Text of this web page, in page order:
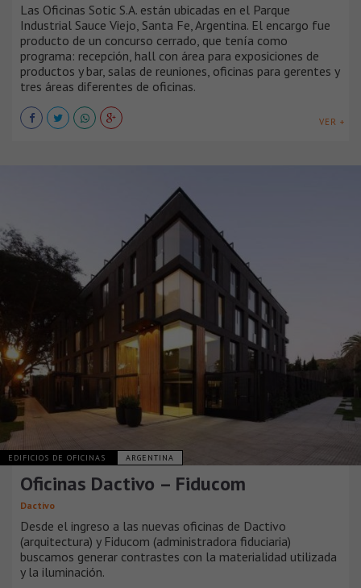
Las Oficinas Sotic S.A. están ubicadas en el Parque
Industrial Sauce Viejo, Santa Fe, Argentina. El encargo fue
producto de un concurso cerrado, que tenía como
programa: recepción, hall con área para exposiciones de
productos y bar, salas de reuniones, oficinas para gerentes y
tres áreas diferentes de oficinas.
VER +
EDIFICIOS DE OFICINAS ARGENTINA
Oficinas Dactivo – Fiducom
Dactivo
Desde el ingreso a las nuevas oficinas de Dactivo
(arquitectura) y Fiducom (administradora fiduciaria)
buscamos generar contrastes con la materialidad utilizada
y la iluminación.